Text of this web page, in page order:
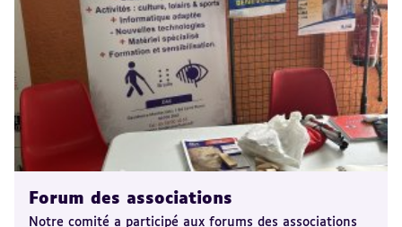
Forum des associations
Notre comité a participé aux forums des associations